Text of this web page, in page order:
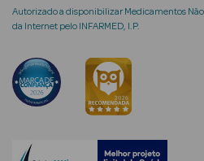
Hidratantes
Séruns Faciais
Creme de Olhos
envelhecimento
Autorizado a disponibilizar Medicamentos
da Internet pelo INFARMED, I.P.